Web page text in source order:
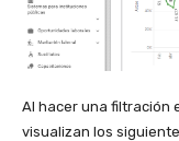
Al hacer una filtración
visualizan los